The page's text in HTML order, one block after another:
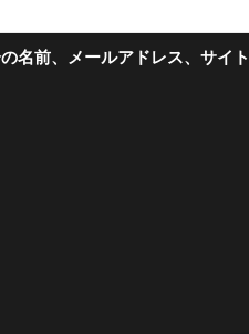
名前、メールアドレス、サイト